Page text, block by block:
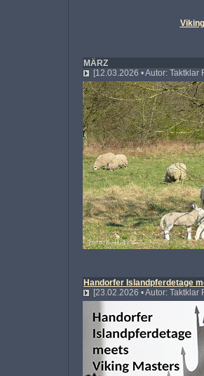
MÄRZ
[12.03.2026 • Autor: Taktklar
Handorfer Islandpferdetage
[23.02.2026 • Autor: Taktklar